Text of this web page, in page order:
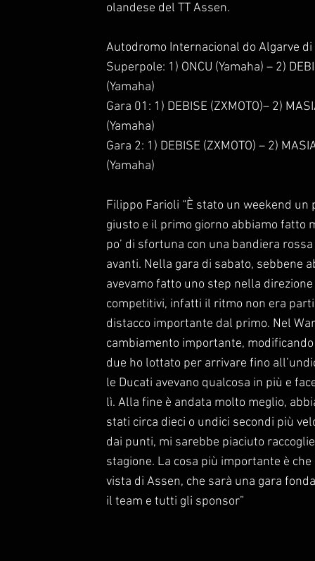
olandese del TT Assen.
Autodromo Internacional do Algarve
Superpole: 1) ONCU (Yamaha) – 2)
(Yamaha)
Gara 01: 1) DEBISE (ZXMOTO)– 2)
(Yamaha)
Gara 2: 1) DEBISE (ZXMOTO) – 2)
(Yamaha)
Filippo Farioli “È stato un weekend
giusto e il primo giorno abbiamo fatto
po’ di sfortuna con una bandiera
avanti. Nella gara di sabato, sebbene
avevamo fatto uno step nella
competitivi, infatti il ritmo non era
distacco importante dal primo. Nel
cambiamento importante,
due ho lottato per arrivare fino
le Ducati avevano qualcosa in più e
lì. Alla fine è andata molto meglio,
stati circa dieci o undici secondi più
dai punti, mi sarebbe piaciuto
stagione. La cosa più importante è
vista di Assen, che sarà una gara
il team e tutti gli sponsor”